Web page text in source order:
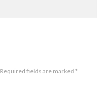
Required fields are marked *